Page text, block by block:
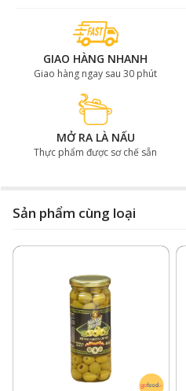
GIAO HÀNG NHANH
Giao hàng ngay sau 30 phút
MỞ RA LÀ NẤU
Thực phẩm được sơ chế sẵn
Sản phẩm cùng loại